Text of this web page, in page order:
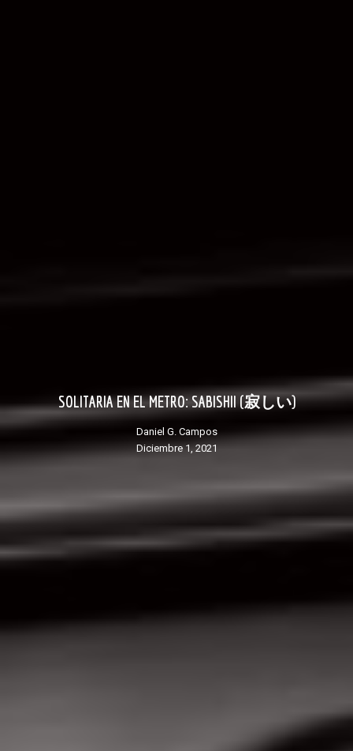
SOLITARIA EN EL METRO: SABISHII (寂しい)
Daniel G. Campos
diciembre 1, 2021